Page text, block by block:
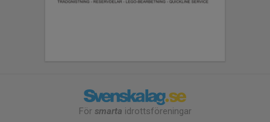
För smarta idrottsföreningar